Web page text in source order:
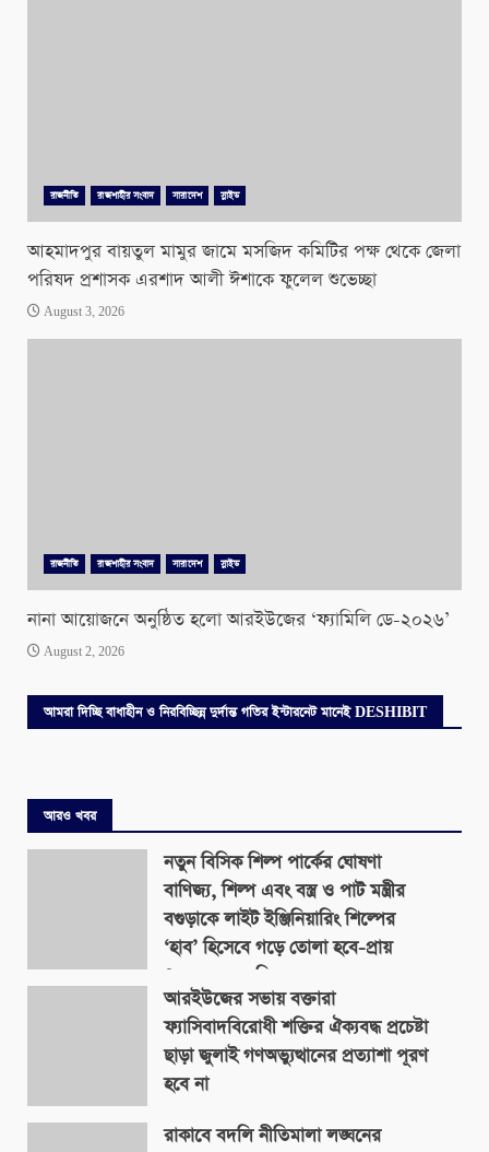
রাজনীতি রাজশাহীর সংবাদ সারাদেশ স্লাইড
আহমাদপুর বায়তুল মামুর জামে মসজিদ কমিটির পক্ষ থেকে জেলা
পরিষদ প্রশাসক এরশাদ আলী ঈশাকে ফুলেল শুভেচ্ছা
August 3, 2026
রাজনীতি রাজশাহীর সংবাদ সারাদেশ স্লাইড
নানা আয়োজনে অনুষ্ঠিত হলো আরইউজের ‘ফ্যামিলি ডে-২০২৬’
August 2, 2026
আমরা দিচ্ছি বাধাহীন ও নিরবিচ্ছিন্ন দুর্দান্ত গতির ইন্টারনেট মানেই DESHIBIT
আরও খবর
নতুন বিসিক শিল্প পার্কের ঘোষণা
বাণিজ্য, শিল্প এবং বস্ত্র ও পাট মন্ত্রীর
বগুড়াকে লাইট ইঞ্জিনিয়ারিং শিল্পের
‘হাব’ হিসেবে গড়ে তোলা হবে-প্রায়
৪০০ একর জমিতে
August 9, 2026
আরইউজের সভায় বক্তারা
ফ্যাসিবাদবিরোধী শক্তির ঐক্যবদ্ধ প্রচেষ্টা
ছাড়া জুলাই গণঅভ্যুত্থানের প্রত্যাশা পূরণ
হবে না
রাকাবে বদলি নীতিমালা লঙ্ঘনের